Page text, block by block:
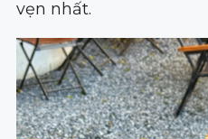
vẹn nhất.